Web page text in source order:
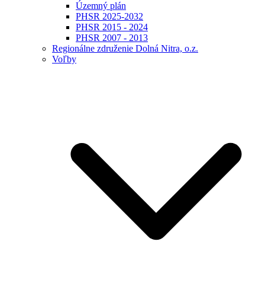
Územný plán
PHSR 2025-2032
PHSR 2015 - 2024
PHSR 2007 - 2013
Regionálne združenie Dolná Nitra, o.z.
Voľby